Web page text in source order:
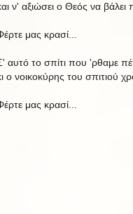
ν' αξιώσει ο Θεός να βάλει
μας κρασί...
αυτό το σπίτι που 'ρθαμε
ο νοικοκύρης του σπιτιού
μας κρασί...